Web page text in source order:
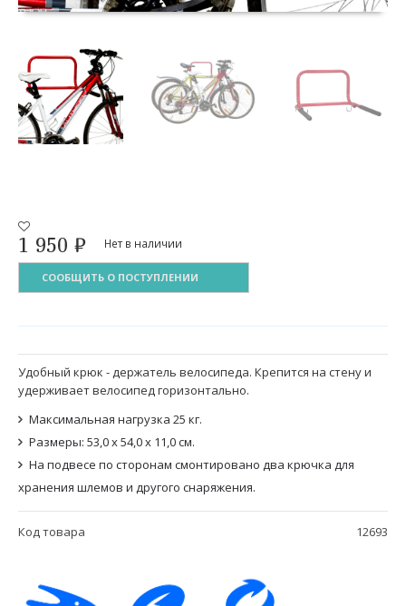
1 950 ₽ Нет в наличии
СООБЩИТЬ О ПОСТУПЛЕНИИ
Удобный крюк - держатель велосипеда. Крепится на стену и
удерживает велосипед горизонтально.
Максимальная нагрузка 25 кг.
Размеры: 53,0 x 54,0 x 11,0 см.
На подвесе по сторонам смонтировано два крючка для
хранения шлемов и другого снаряжения.
Код товара 12693